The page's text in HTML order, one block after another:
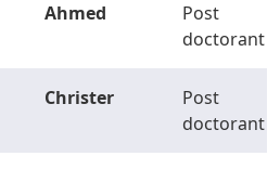
Ahmed
Post
doctorant
Christer
Post
doctorant